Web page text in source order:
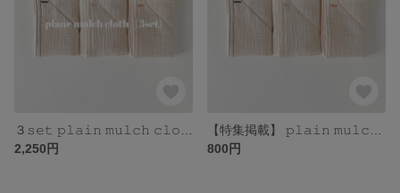
2,250円
800円